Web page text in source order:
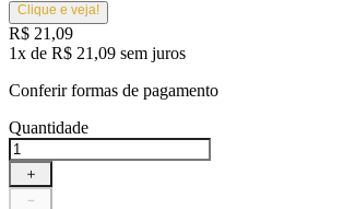
Clique e veja!
R$ 21 ,09
1x de R$ 21 ,09 sem juros
Conferir formas de pagamento
Quantidade
＋
－